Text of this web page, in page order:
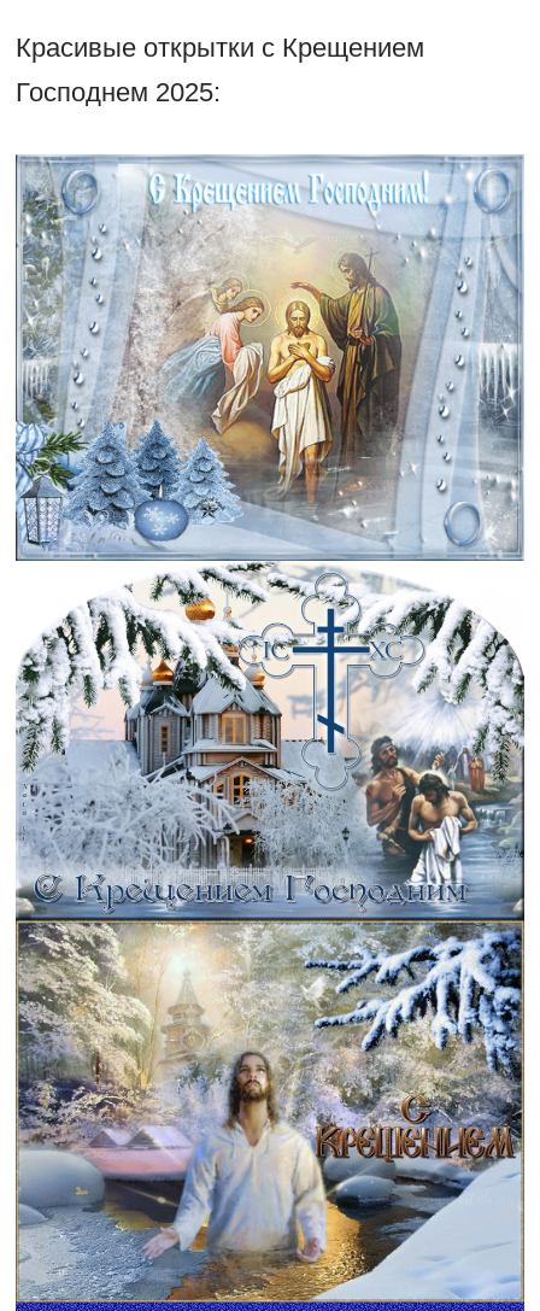
Красивые открытки с Крещением
Господнем 2025: